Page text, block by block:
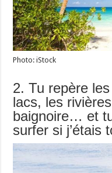
Photo: iStock
2. Tu repère
lacs, les
baignoire… et
surfer si j’étais